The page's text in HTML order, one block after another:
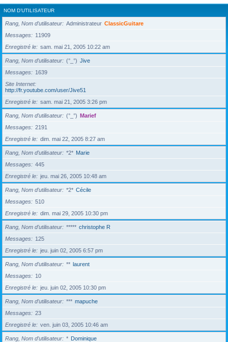
NOM D’UTILISATEUR
Rang, Nom d’utilisateur Administrateur ClassicGuitare
Messages
11909
Enregistré le
sam. mai 21, 2005 10:22 am
Rang, Nom d’utilisateur (°_°) Jive
Messages
1639
Site Internet
http://fr.youtube.com/user/Jive51
Enregistré le
sam. mai 21, 2005 3:26 pm
Rang, Nom d’utilisateur (°_°) Marief
Messages
2191
Enregistré le
dim. mai 22, 2005 8:27 am
Rang, Nom d’utilisateur *2* Marie
Messages
445
Enregistré le
jeu. mai 26, 2005 10:48 am
Rang, Nom d’utilisateur *2* Cécile
Messages
510
Enregistré le
dim. mai 29, 2005 10:30 pm
Rang, Nom d’utilisateur ***** christophe R
Messages
125
Enregistré le
jeu. juin 02, 2005 6:57 pm
Rang, Nom d’utilisateur ** laurent
Messages
10
Enregistré le
jeu. juin 02, 2005 10:30 pm
Rang, Nom d’utilisateur *** mapuche
Messages
23
Enregistré le
ven. juin 03, 2005 10:46 am
Rang, Nom d’utilisateur * Dominique